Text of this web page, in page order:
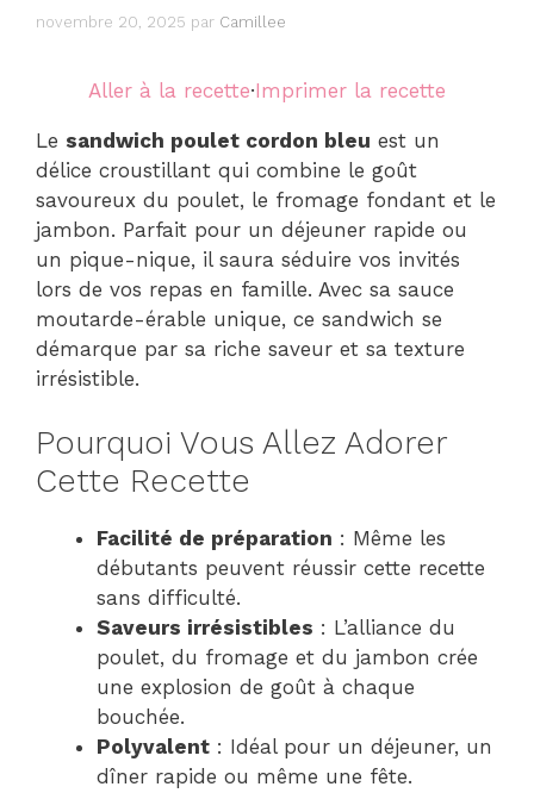
novembre 20, 2025 par Camillee
Aller à la recette·Imprimer la recette
Le sandwich poulet cordon bleu est un
délice croustillant qui combine le goût
savoureux du poulet, le fromage fondant et le
jambon. Parfait pour un déjeuner rapide ou
un pique-nique, il saura séduire vos invités
lors de vos repas en famille. Avec sa sauce
moutarde-érable unique, ce sandwich se
démarque par sa riche saveur et sa texture
irrésistible.
Pourquoi Vous Allez Adorer
Cette Recette
Facilité de préparation : Même les
débutants peuvent réussir cette recette
sans difficulté.
Saveurs irrésistibles : L’alliance du
poulet, du fromage et du jambon crée
une explosion de goût à chaque
bouchée.
Polyvalent : Idéal pour un déjeuner, un
dîner rapide ou même une fête.